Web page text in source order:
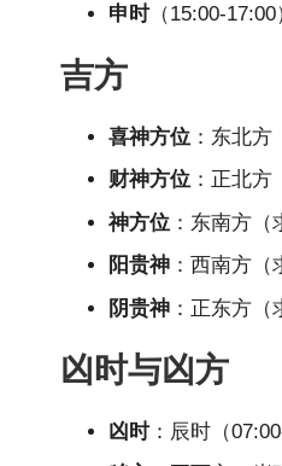
申时（15:00-17:00
吉方
喜神方位 ：东北方
财神方位 ：正北方
神方位 ：东南方（
阳贵神 ：西南方（
阴贵神 ：正东方（
凶时与凶方
凶时：辰时（